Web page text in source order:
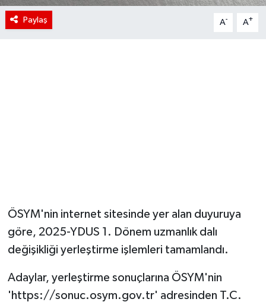
Paylaş A- A+
ÖSYM'nin internet sitesinde yer alan duyuruya
göre, 2025-YDUS 1. Dönem uzmanlık dalı
değişikliği yerleştirme işlemleri tamamlandı.
Adaylar, yerleştirme sonuçlarına ÖSYM'nin
'https://sonuc.osym.gov.tr' adresinden T.C.